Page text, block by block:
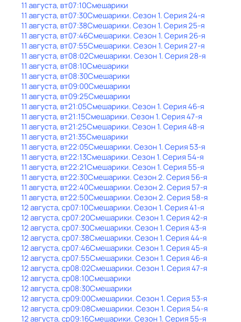
11 августа, вт07:10Смешарики
11 августа, вт07:30Смешарики. Сезон 1. Серия 24-я
11 августа, вт07:38Смешарики. Сезон 1. Серия 25-я
11 августа, вт07:46Смешарики. Сезон 1. Серия 26-я
11 августа, вт07:55Смешарики. Сезон 1. Серия 27-я
11 августа, вт08:02Смешарики. Сезон 1. Серия 28-я
11 августа, вт08:10Смешарики
11 августа, вт08:30Смешарики
11 августа, вт09:00Смешарики
11 августа, вт09:25Смешарики
11 августа, вт21:05Смешарики. Сезон 1. Серия 46-я
11 августа, вт21:15Смешарики. Сезон 1. Серия 47-я
11 августа, вт21:25Смешарики. Сезон 1. Серия 48-я
11 августа, вт21:35Смешарики
11 августа, вт22:05Смешарики. Сезон 1. Серия 53-я
11 августа, вт22:13Смешарики. Сезон 1. Серия 54-я
11 августа, вт22:21Смешарики. Сезон 1. Серия 55-я
11 августа, вт22:30Смешарики. Сезон 2. Серия 56-я
11 августа, вт22:40Смешарики. Сезон 2. Серия 57-я
11 августа, вт22:50Смешарики. Сезон 2. Серия 58-я
12 августа, ср07:10Смешарики. Сезон 1. Серия 41-я
12 августа, ср07:20Смешарики. Сезон 1. Серия 42-я
12 августа, ср07:30Смешарики. Сезон 1. Серия 43-я
12 августа, ср07:38Смешарики. Сезон 1. Серия 44-я
12 августа, ср07:46Смешарики. Сезон 1. Серия 45-я
12 августа, ср07:55Смешарики. Сезон 1. Серия 46-я
12 августа, ср08:02Смешарики. Сезон 1. Серия 47-я
12 августа, ср08:10Смешарики
12 августа, ср08:30Смешарики
12 августа, ср09:00Смешарики. Сезон 1. Серия 53-я
12 августа, ср09:08Смешарики. Сезон 1. Серия 54-я
12 августа, ср09:16Смешарики. Сезон 1. Серия 55-я